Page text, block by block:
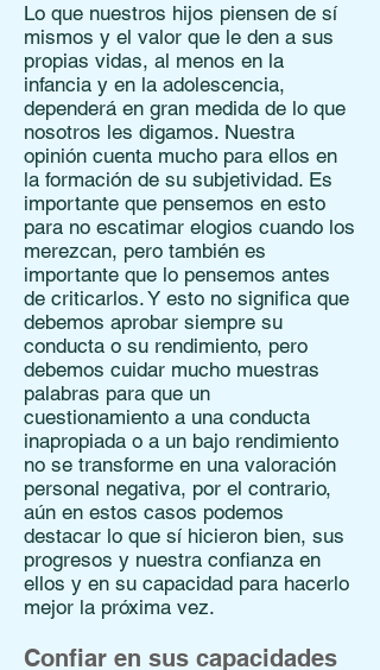
Lo que nuestros hijos piensen de sí
mismos y el valor que le den a sus
propias vidas, al menos en la
infancia y en la adolescencia,
dependerá en gran medida de lo que
nosotros les digamos. Nuestra
opinión cuenta mucho para ellos en
la formación de su subjetividad. Es
importante que pensemos en esto
para no escatimar elogios cuando los
merezcan, pero también es
importante que lo pensemos antes
de criticarlos. Y esto no significa que
debemos aprobar siempre su
conducta o su rendimiento, pero
debemos cuidar mucho muestras
palabras para que un
cuestionamiento a una conducta
inapropiada o a un bajo rendimiento
no se transforme en una valoración
personal negativa, por el contrario,
aún en estos casos podemos
destacar lo que sí hicieron bien, sus
progresos y nuestra confianza en
ellos y en su capacidad para hacerlo
mejor la próxima vez.
Confiar en sus capacidades